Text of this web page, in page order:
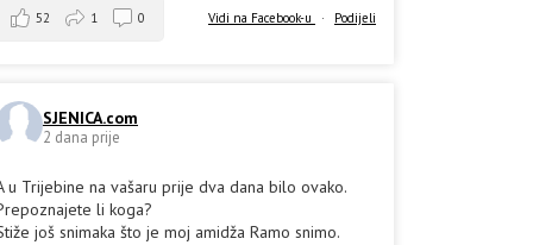
Vidi na Facebook-u · Podijeli
52 1 0
SJENICA.com
2 dana prije
u Trijebine na vašaru prije dva dana bilo ovako.
li koga?
još snimaka što je moj amidža Ramo snimo.